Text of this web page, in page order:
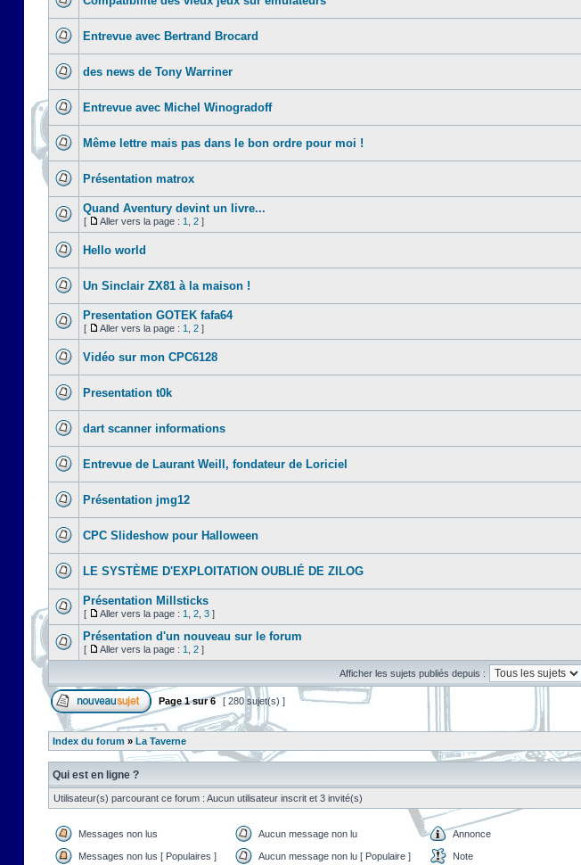
Entrevue avec Bertrand Brocard
des news de Tony Warriner
Entrevue avec Michel Winogradoff
Même lettre mais pas dans le bon ordre pour moi !
Présentation matrox
Quand Aventury devint un livre...
[ Aller vers la page : 1 2 ]
Hello world
Un Sinclair ZX81 à la maison !
Presentation GOTEK fafa64
[ Aller vers la page : 1 2 ]
Vidéo sur mon CPC6128
Presentation t0k
dart scanner informations
Entrevue de Laurant Weill, fondateur de Loriciel
Présentation jmg12
CPC Slideshow pour Halloween
LE SYSTÈME D'EXPLOITATION OUBLIÉ DE ZILOG
Présentation Millsticks
[ Aller vers la page : 1 2 3 ]
Présentation d'un nouveau sur le forum
[ Aller vers la page : 1 2 ]
Afficher les sujets publiés depuis :
Page1sur6 [ 280 sujet(s) ]
Index du forum » La Taverne
Qui est en ligne ?
Utilisateur(s) parcourant ce forum : Aucun utilisateur inscrit et 3 invité(s)
Messages non lus Aucun message non lu Annonce
Messages non lus [ Populaires ] Aucun message non lu [ Populaire ] Note